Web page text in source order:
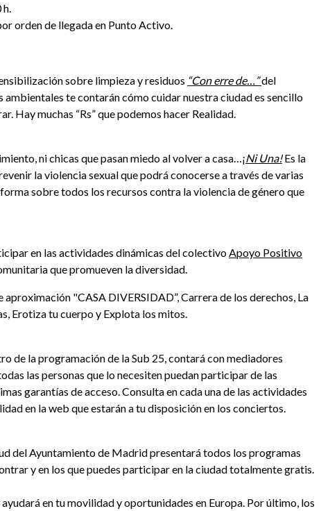
h.
orden de llegada en Punto Activo.
sobre limpieza y residuos “Con erre de…”del
te contarán cómo cuidar nuestra ciudad es sencillo
Hay muchas “Rs” que podemos hacer Realidad.
ni chicas que pasan miedo al volver a casa…¡Ni Una!Es la
la violencia sexual que podrá conocerse a través de varias
sobre todos los recursos contra la violencia de género que
en las actividades dinámicas del colectivoApoyo Positivo
que promueven la diversidad.
"CASA DIVERSIDAD”, Carrera de los derechos, La
Erotiza tu cuerpo y Explota los mitos.
de la programación de la Sub 25, contará con mediadores
las personas que lo necesiten puedan participar de las
garantías de acceso. Consulta en cada una de las actividades
en la web que estarán a tu disposición en los conciertos.
del Ayuntamiento de Madrid presentará todos los programas
y en los que puedes participar en la ciudad totalmente gratis.
en tu movilidad y oportunidades en Europa. Por último, los